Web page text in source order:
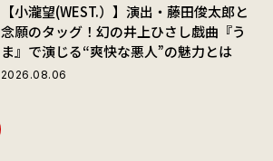
【小瀧望(WEST.）】演出・藤田俊太郎と
念願のタッグ！幻の井上ひさし戯曲『う
ま』で演じる“爽快な悪人”の魅力とは
2026.08.06